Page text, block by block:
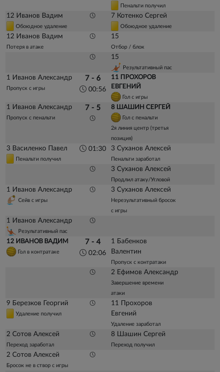
Пенальти получил
12 Иванов Вадим
Обоюдное удаление
7 Котенко Сергей
Обоюдное удаление
12 Иванов Вадим
Потеря в атаке
15
Отбор / блок
15
Результативный пас
1 Иванов Александр
Пропуск с игры
7 - 6
00:56
11 ПРОХОРОВ
ЕВГЕНИЙ
Гол с игры
1 Иванов Александр
Пропуск с пенальти
7 - 5 8 ШАШИН СЕРГЕЙ
Гол с пенальти
2я линия центр (третья
позиция)
3 Василенко Павел
Пенальти получил
01:30 3 Суханов Алексей
Пенальти заработал
3 Суханов Алексей
Продлил атаку/Угловой
1 Иванов Александр
Сейв с игры
3 Суханов Алексей
Нерезультативный бросок
с игры
1 Иванов Александр
Результативный пас
12 ИВАНОВ ВАДИМ
Гол в контратаке
7 - 4
02:06
1 Бабенков
Валентин
Пропуск с контратаки
2 Ефимов Александр
Завершение времени
атаки
9 Березков Георгий
Удаление получил
11 Прохоров
Евгений
Удаление заработал
2 Сотов Алексей
Переход заработал
8 Шашин Сергей
Переход получил
2 Сотов Алексей
Бросок не в створ с игры